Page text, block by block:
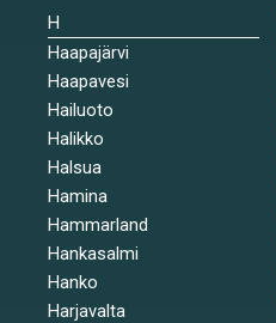
H
Haapajärvi
Haapavesi
Hailuoto
Halikko
Halsua
Hamina
Hammarland
Hankasalmi
Hanko
Harjavalta